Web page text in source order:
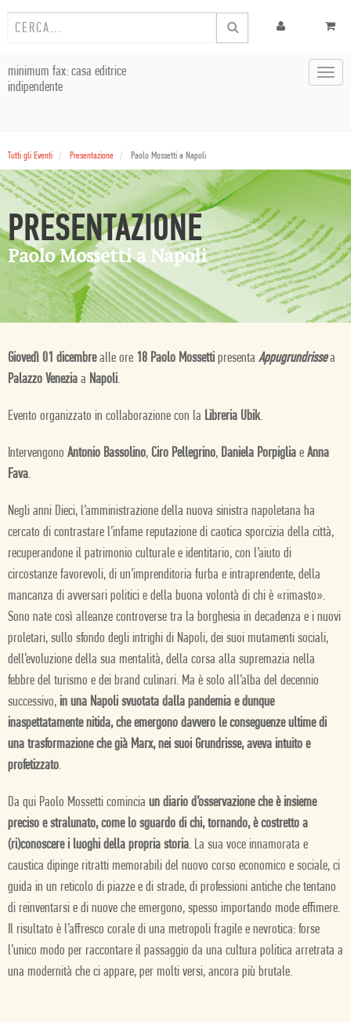
minimum fax: casa editrice
indipendente
Tutti gli Eventi Presentazione Paolo Mossetti a Napoli
PRESENTAZIONE
Paolo Mossetti a Napoli
Giovedì 01 dicembrealle ore 18 Paolo Mossetti presenta Appugrundrissea
Palazzo Venezia a Napoli.
Evento organizzato in collaborazione con la Libreria Ubik.
Intervengono Antonio Bassolino, Ciro Pellegrino, Daniela Porpiglia e Anna
Fava.
Negli anni Dieci, l’amministrazione della nuova sinistra napoletana ha
cercato di contrastare l’infame reputazione di caotica sporcizia della città,
recuperandone il patrimonio culturale e identitario, con l’aiuto di
circostanze favorevoli, di un’imprenditoria furba e intraprendente, della
mancanza di avversari politici e della buona volontà di chi è «rimasto».
Sono nate così alleanze controverse tra la borghesia in decadenza e i nuovi
proletari, sullo sfondo degli intrighi di Napoli, dei suoi mutamenti sociali,
dell’evoluzione della sua mentalità, della corsa alla supremazia nella
febbre del turismo e dei brand culinari. Ma è solo all’alba del decennio
successivo, in una Napoli svuotata dalla pandemia e dunque
inaspettatamente nitida, che emergono davvero le conseguenze ultime di
una trasformazione che già Marx, nei suoi Grundrisse, aveva intuito e
profetizzato.
Da qui Paolo Mossetti comincia un diario d’osservazione che è insieme
preciso e stralunato, come lo sguardo di chi, tornando, è costretto a
(ri)conoscere i luoghi della propria storia. La sua voce innamorata e
caustica dipinge ritratti memorabili del nuovo corso economico e sociale, ci
guida in un reticolo di piazze e di strade, di professioni antiche che tentano
di reinventarsi e di nuove che emergono, spesso importando mode effimere.
Il risultato è l’affresco corale di una metropoli fragile e nevrotica: forse
l’unico modo per raccontare il passaggio da una cultura politica arretrata a
una modernità che ci appare, per molti versi, ancora più brutale.